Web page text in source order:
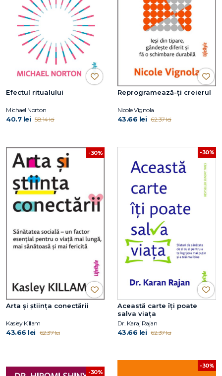
Efectul ritualului
Michael Norton
40.7 lei 58.14 lei
Reprogramează-ți creierul
Nicole Vignola
43.66 lei 62.37 lei
-30%
Arta și știința conectării
Kasley Killam
43.66 lei 62.37 lei
-30%
Această carte îți poate
salva viața
Dr. Karaj Rajan
43.66 lei 62.37 lei
-30%
-30%